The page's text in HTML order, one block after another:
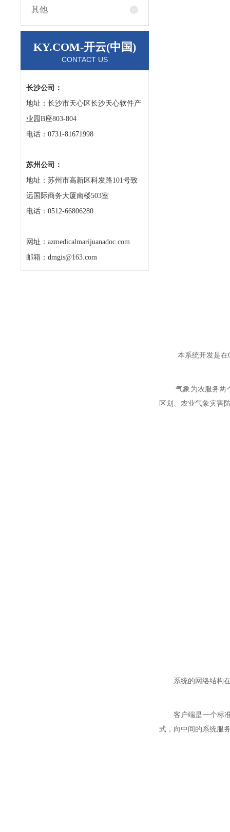
其他
KY.COM-开云(中国)
CONTACT US
长沙公司：
地址：长沙市天心区长沙天心软件产
业园B座803-804
电话：0731-81671998
苏州公司：
地址：苏州市高新区科发路101号致
远国际商务大厦南楼503室
电话：0512-66806280
网址：azmedicalmarijuanadoc.com
邮箱：dmgis@163.com
本系统开发是在
气象为农服务两
区划、农业气象灾害
系统的网络结构
客户端是一个标
式，向中间的系统服